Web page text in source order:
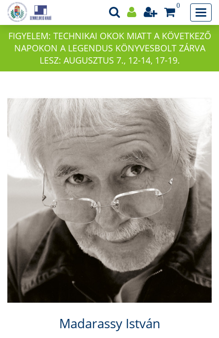
0
FIGYELEM: TECHNIKAI OKOK MIATT A KÖVETKEZŐ
NAPOKON A LEGENDUS KÖNYVESBOLT ZÁRVA
LESZ: AUGUSZTUS 7., 12-14, 17-19.
Madarassy István